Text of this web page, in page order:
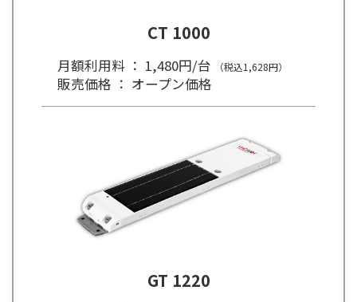
CT 1000
月額利用料 ： 1,480円/台 （税込1,628円）
販売価格 ： オープン価格
GT 1220